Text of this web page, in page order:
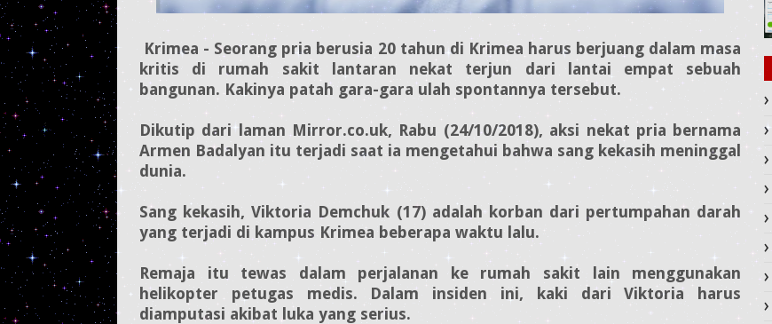
Krimea - Seorang pria berusia 20 tahun di Krimea harus berjuang dalam masa
kritis di rumah sakit lantaran nekat terjun dari lantai empat sebuah
bangunan. Kakinya patah gara-gara ulah spontannya tersebut.
Dikutip dari laman Mirror.co.uk, Rabu (24/10/2018), aksi nekat pria bernama
Armen Badalyan itu terjadi saat ia mengetahui bahwa sang kekasih meninggal
dunia.
Sang kekasih, Viktoria Demchuk (17) adalah korban dari pertumpahan darah
yang terjadi di kampus Krimea beberapa waktu lalu.
Remaja itu tewas dalam perjalanan ke rumah sakit lain menggunakan
helikopter petugas medis. Dalam insiden ini, kaki dari Viktoria harus
diamputasi akibat luka yang serius.